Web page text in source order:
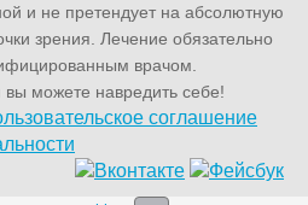
и не претендует на абсолютную
зрения. Лечение обязательно
врачом.
можете навредить себе!
соглашение